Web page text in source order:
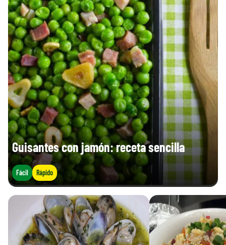
Proteinas (g)
5,3 g
4,0 g
Sal (g)
0,74 g 0,56 g
Guisantes con jamón: receta sencilla
Fácil Rápido